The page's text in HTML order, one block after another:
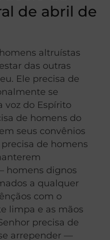
de abril de
altruístas
das outras
Ele precisa de
se
voz do Espírito
de homens do
seus convênios
de homens
homens dignos
a qualquer
com o
limpa e as mãos
precisa de
arrepender —